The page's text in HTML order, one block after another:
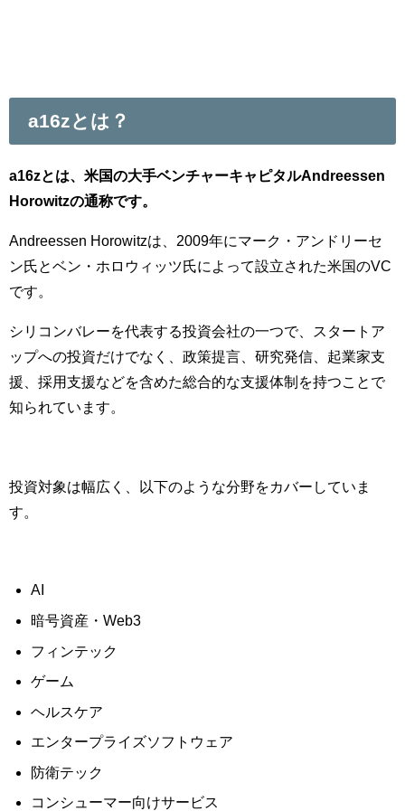
a16zとは？
a16zとは、米国の大手ベンチャーキャピタルAndreessen
Horowitzの通称です。
Andreessen Horowitzは、2009年にマーク・アンドリーセ
ン氏とベン・ホロウィッツ氏によって設立された米国のVC
です。
シリコンバレーを代表する投資会社の一つで、スタートア
ップへの投資だけでなく、政策提言、研究発信、起業家支
援、採用支援などを含めた総合的な支援体制を持つことで
知られています。
投資対象は幅広く、以下のような分野をカバーしていま
す。
AI
暗号資産・Web3
フィンテック
ゲーム
ヘルスケア
エンタープライズソフトウェア
防衛テック
コンシューマー向けサービス